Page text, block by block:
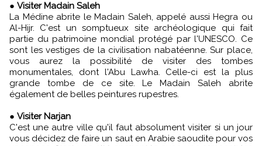
● Visiter Madain Saleh
La Médine abrite le Madain Saleh, appelé aussi Hegra ou
Al-Hijr. C'est un somptueux site archéologique qui fait
partie du patrimoine mondial protégé par l'UNESCO. Ce
sont les vestiges de la civilisation nabatéenne. Sur place,
vous aurez la possibilité de visiter des tombes
monumentales, dont l'Abu Lawha. Celle-ci est la plus
grande tombe de ce site. Le Madain Saleh abrite
également de belles peintures rupestres.
● Visiter Narjan
C'est une autre ville qu'il faut absolument visiter si un jour
vous décidez de faire un saut en Arabie saoudite pour vos